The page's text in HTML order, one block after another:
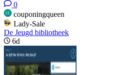
0
couponingqueen
Lady-Sale
De Jeugd bibliotheek
6d